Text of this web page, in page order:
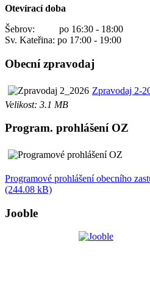
Otevírací doba
Šebrov: po 16:30 - 18:00
Sv. Kateřina: po 17:00 - 19:00
Obecní zpravodaj
Zpravodaj 2-
Velikost: 3.1 MB
Program. prohlášení OZ
Programové prohlášení obecního
(244.08 kB)
Jooble